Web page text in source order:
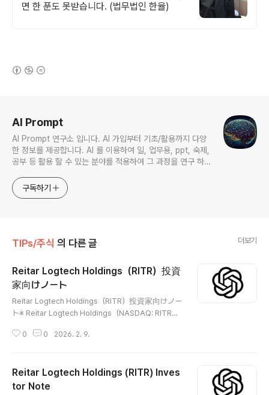
면 한 푼도 못받습니다. (법무법인 한율)
AI Prompt
AI Prompt 연구소 입니다. AI 가입부터 기초/활용까지 다양
한 정보를 제공합니다. AI 를 이용하여 일, 업무용, ppt, 숙제,
공부 등 활용 할 수 있는 분야를 적용하여 그 과정을 연구 하여
아닙니다. * ChatGPT 와 경제, 금융, 상식 등 다양한 정보를
연구 합니다. * 한국/미국의 상승 주식을 집중 탐구 하여 작성
구독하기
TIPs/주식 의 다른 글 더보기
Reitar Logtech Holdings（RITR）投資
家向けノート
Reitar Logtech Holdings（RITR）投資家向けノー
ト※ Reitar Logtech Holdings（NASDAQ: RITR）
動産資産を中心に事業を展開する上場企業です。
ムにあります。投資家は資産構成、賃料・収益構
造、財務状況、株式構造を事実ベースで確認する
0 0 2026. 2. 9.
Reitar Logtech Holdings (RITR) Inves
tor Note